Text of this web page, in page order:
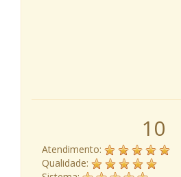
10
Atendimento:
Qualidade: